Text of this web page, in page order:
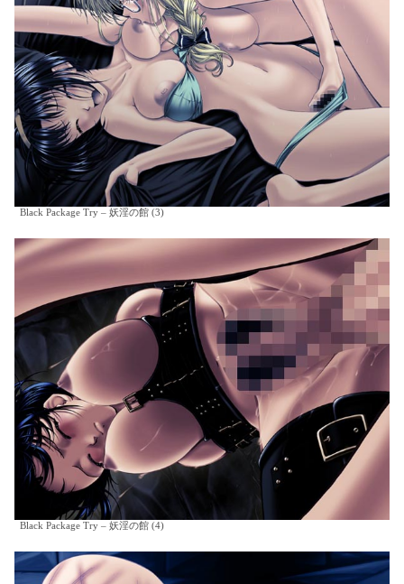
Black Package Try – 妖淫の館 (3)
Black Package Try – 妖淫の館 (4)